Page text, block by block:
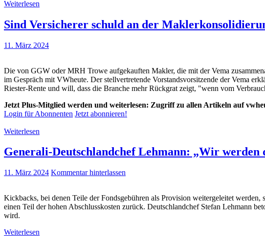
Weiterlesen
Sind Versicherer schuld an der
11. März 2024
Die von GGW oder MRH Trowe aufgekauften Makler, die mit der Vema
im Gespräch mit VWheute. Der stellvertretende Vorstandsvorsitzende der Vema
Riester-Rente und will, dass die Branche mehr Rückgrat zeigt, "wenn vom
Jetzt Plus-Mitglied werden und weiterlesen: Zugriff zu allen Artikeln auf
Login für Abonnenten Jetzt abonnieren!
Weiterlesen
Generali-Deutschlandchef Lehmann: „Wir werden
11. März 2024 Kommentar hinterlassen
Kickbacks, bei denen Teile der Fondsgebühren als Provision weitergeleitet
einen Teil der hohen Abschlusskosten zurück. Deutschlandchef Stefan Lehmann
wird.
Weiterlesen